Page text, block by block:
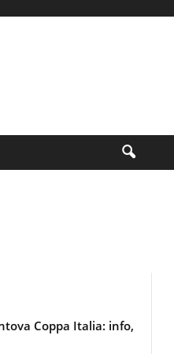
Coppa Italia: info,